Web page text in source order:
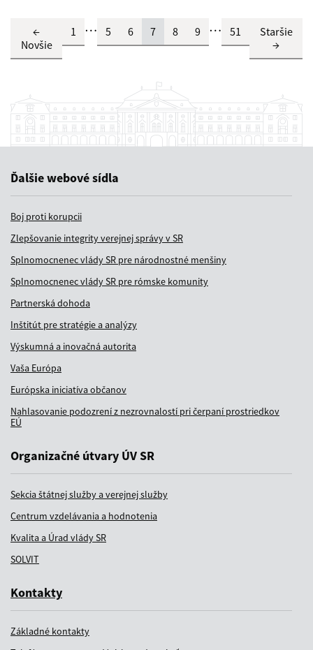
←
Novšie
1 … 5 6 7 8 9 … 51
Staršie
→
Ďalšie webové sídla
Boj proti korupcii
Zlepšovanie integrity verejnej správy v SR
Splnomocnenec vlády SR pre národnostné menšiny
Splnomocnenec vlády SR pre rómske komunity
Partnerská dohoda
Inštitút pre stratégie a analýzy
Výskumná a inovačná autorita
Vaša Európa
Európska iniciatíva občanov
Nahlasovanie podozrení z nezrovnalostí pri čerpaní prostriedkov
EÚ
Organizačné útvary ÚV SR
Sekcia štátnej služby a verejnej služby
Centrum vzdelávania a hodnotenia
Kvalita a Úrad vlády SR
SOLVIT
Kontakty
Základné kontakty